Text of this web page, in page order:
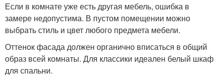
Если в комнате уже есть другая мебель, ошибка в
замере недопустима. В пустом помещении можно
выбрать стиль и цвет любого предмета мебели.
Оттенок фасада должен органично вписаться в общий
образ всей комнаты. Для классики идеален белый шкаф
для спальни.